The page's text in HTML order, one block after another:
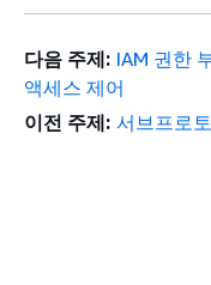
다음 주제: IAM 권한
액세스 제어
이전 주제: 서브프로